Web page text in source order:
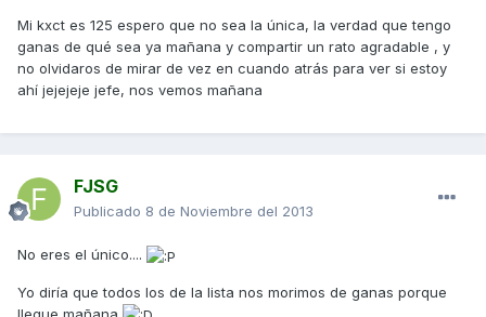
Mi kxct es 125 espero que no sea la única, la verdad que tengo
ganas de qué sea ya mañana y compartir un rato agradable , y
no olvidaros de mirar de vez en cuando atrás para ver si estoy
ahí jejejeje jefe, nos vemos mañana
FJSG
Publicado 8 de Noviembre del 2013
No eres el único....
Yo diría que todos los de la lista nos morimos de ganas porque